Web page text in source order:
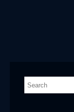
S